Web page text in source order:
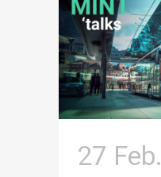
27 Feb.